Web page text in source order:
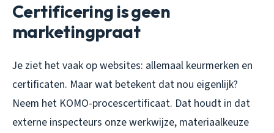
Certificering is geen
marketingpraat
Je ziet het vaak op websites: allemaal keurmerken en
certificaten. Maar wat betekent dat nou eigenlijk?
Neem het KOMO-procescertificaat. Dat houdt in dat
externe inspecteurs onze werkwijze, materiaalkeuze